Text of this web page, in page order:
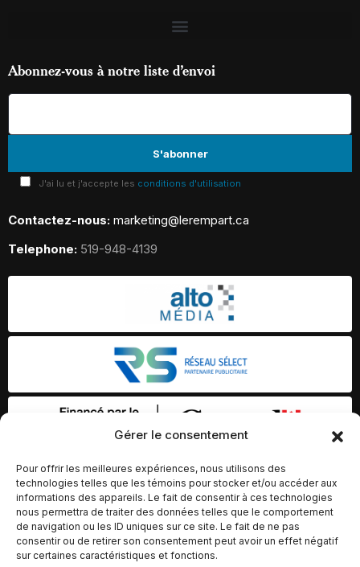
Gérer le consentement
Pour offrir les meilleures expériences, nous utilisons des
technologies telles que les témoins pour stocker et/ou accéder aux
informations des appareils. Le fait de consentir à ces technologies
nous permettra de traiter des données telles que le comportement
de navigation ou les ID uniques sur ce site. Le fait de ne pas
consentir ou de retirer son consentement peut avoir un effet négatif
sur certaines caractéristiques et fonctions.
Abonnez-vous à notre liste d’envoi
J'ai lu et j'accepte les conditions d'utilisation
Contactez-nous: marketing@lerempart.ca
Telephone: 519-948-4139